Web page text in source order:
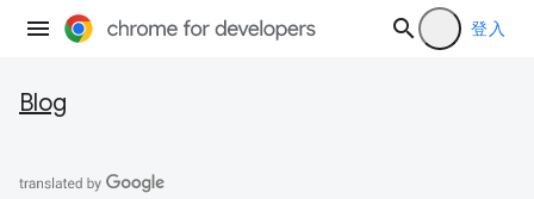
登入
Blog